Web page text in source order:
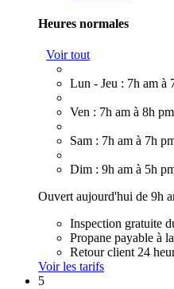
Heures normales
Voir tout
Lun - Jeu : 7h am à
Ven : 7h am à 8h pm
Sam : 7h am à 7h
Dim : 9h am à 5h
Ouvert aujourd'hui de 9h
Inspection gratuite
Propane payable à
Retour client 24
Voir les tarifs
5